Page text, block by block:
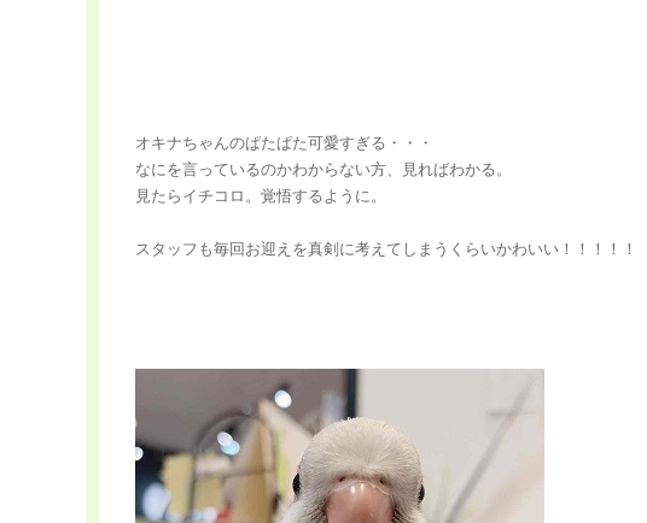
オキナちゃんのぱたぱた可愛すぎる・・・
なにを言っているのかわからない方、見ればわかる。
見たらイチコロ。覚悟するように。
スタッフも毎回お迎えを真剣に考えてしまうくらいかわいい！！！！！